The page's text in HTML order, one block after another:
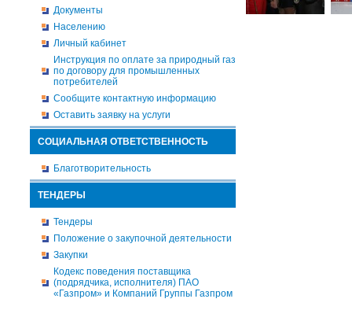
Документы
Населению
Личный кабинет
Инструкция по оплате за природный газ
по договору для промышленных
потребителей
Сообщите контактную информацию
Оставить заявку на услуги
СОЦИАЛЬНАЯ ОТВЕТСТВЕННОСТЬ
Благотворительность
ТЕНДЕРЫ
Тендеры
Положение о закупочной деятельности
Закупки
Кодекс поведения поставщика
(подрядчика, исполнителя) ПАО
«Газпром» и Компаний Группы Газпром